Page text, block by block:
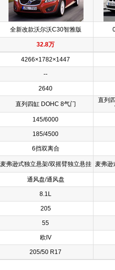
全新改款沃尔沃C30智雅版
32.8万
4266×1782×1447
--
2640
直列四缸 DOHC 8气门
直列
145/6000
185/4500
6挡双离合
麦弗逊式独立悬架/双摇臂独立悬挂 麦弗逊
通风盘/通风盘
8.1L
205
55
欧IV
205/50 R17